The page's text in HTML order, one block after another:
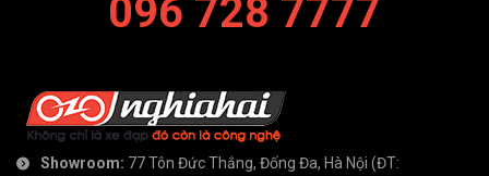
096 728 7777
Showroom: 77 Tôn Đức Thắng, Đống Đa, Hà Nội (ĐT: